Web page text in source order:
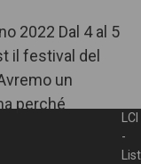
2022 Dal 4 al 5
il festival del
un
perché
LCI
-